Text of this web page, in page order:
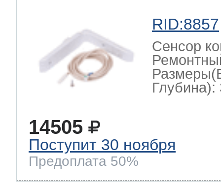
RID:8857
Сенсор
Глубина):
14505
Поступит 30 ноября
Предоплата 50%